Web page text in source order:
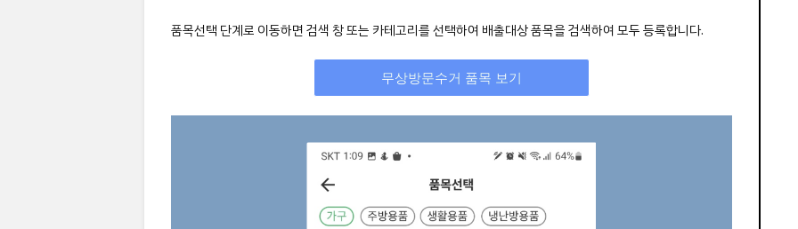
품목선택 단계로 이동하면 검색 창 또는 카테고리를 선택하여 배출대상 품목을 검색하여 모두 등록합니다.
무상방문수거 품목 보기